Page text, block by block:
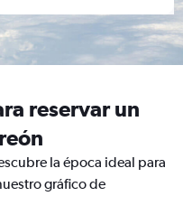
reservar un
la época ideal para
gráfico de